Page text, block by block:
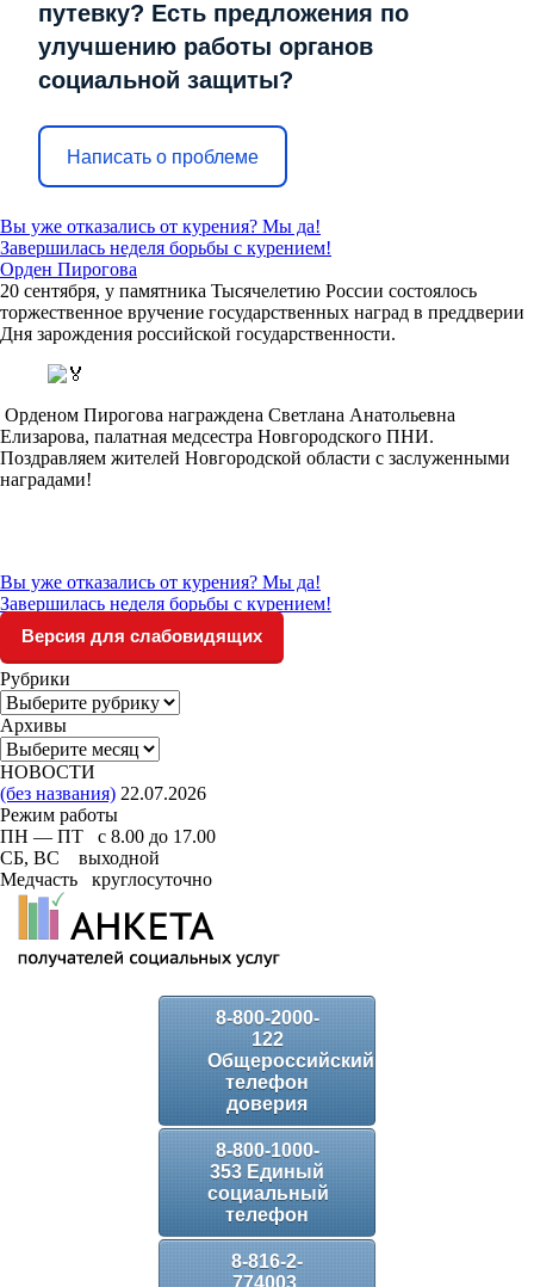
путевку? Есть предложения по
улучшению работы органов
социальной защиты?
Написать о проблеме
Вы уже отказались от курения? Мы да!
Завершилась неделя борьбы с курением!
Орден Пирогова
20 сентября, у памятника Тысячелетию России состоялось
торжественное вручение государственных наград в преддверии
Дня зарождения российской государственности.
Орденом Пирогова награждена Светлана Анатольевна
Елизарова, палатная медсестра Новгородского ПНИ.
Поздравляем жителей Новгородской области с заслуженными
наградами!
Вы уже отказались от курения? Мы да!
Завершилась неделя борьбы с курением!
Версия для слабовидящих
Рубрики
Рубрики
Архивы
Архивы
НОВОСТИ
(без названия) 22.07.2026
Режим работы
ПН — ПТ с 8.00 до 17.00
СБ, ВС выходной
Медчасть круглосуточно
8-800-2000-
122
Общероссийский
телефон
доверия
8-800-1000-
353 Единый
социальный
телефон
8-816-2-
774003,